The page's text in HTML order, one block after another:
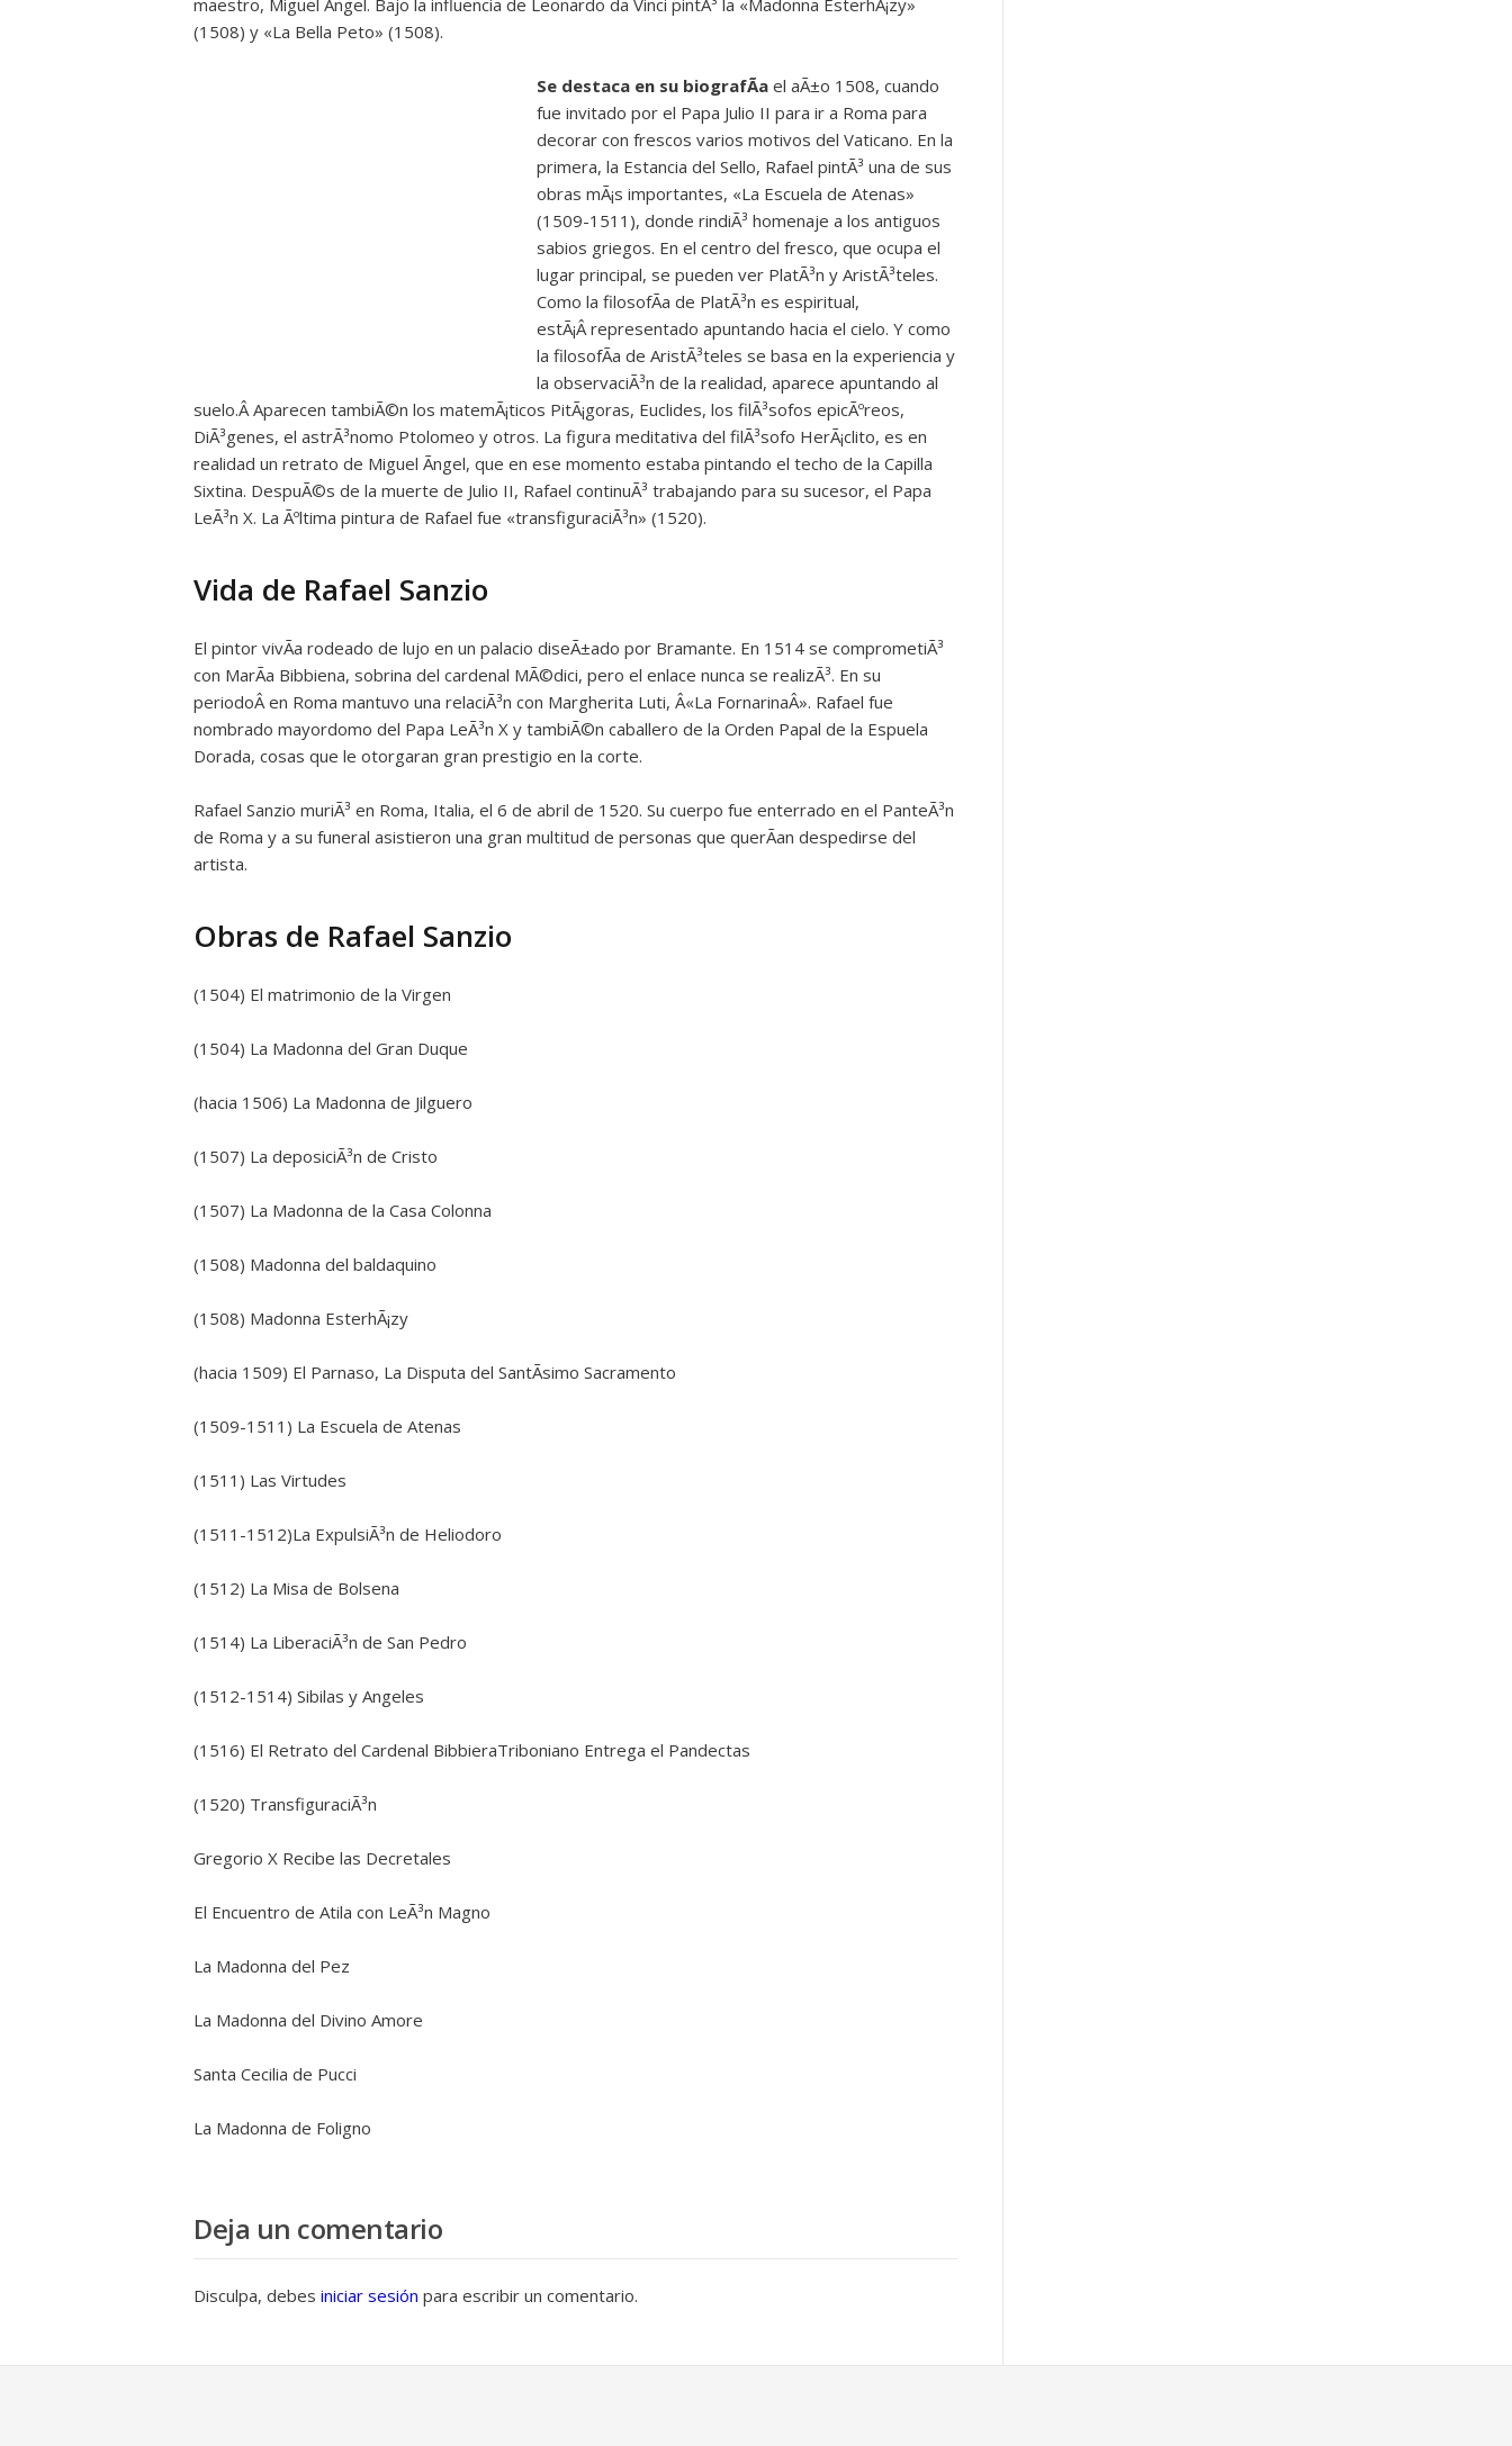
maestro, Miguel Ãngel. Bajo la influencia de Leonardo da Vinci pintÃ³ la «Madonna EsterhÃ¡zy»
(1508) y «La Bella Peto» (1508).
Se destaca en su biografÃ­a el aÃ±o 1508, cuando
fue invitado por el Papa Julio II para ir a Roma para
decorar con frescos varios motivos del Vaticano. En la
primera, la Estancia del Sello, Rafael pintÃ³ una de sus
obras mÃ¡s importantes, «La Escuela de Atenas»
(1509-1511), donde rindiÃ³ homenaje a los antiguos
sabios griegos. En el centro del fresco, que ocupa el
lugar principal, se pueden ver PlatÃ³n y AristÃ³teles.
Como la filosofÃ­a de PlatÃ³n es espiritual,
estÃ¡Â representado apuntando hacia el cielo. Y como
la filosofÃ­a de AristÃ³teles se basa en la experiencia y
la observaciÃ³n de la realidad, aparece apuntando al
suelo.Â Aparecen tambiÃ©n los matemÃ¡ticos PitÃ¡goras, Euclides, los filÃ³sofos epicÃºreos,
DiÃ³genes, el astrÃ³nomo Ptolomeo y otros. La figura meditativa del filÃ³sofo HerÃ¡clito, es en
realidad un retrato de Miguel Ãngel, que en ese momento estaba pintando el techo de la Capilla
Sixtina. DespuÃ©s de la muerte de Julio II, Rafael continuÃ³ trabajando para su sucesor, el Papa
LeÃ³n X. La Ãºltima pintura de Rafael fue «transfiguraciÃ³n» (1520).
Vida de Rafael Sanzio
El pintor vivÃ­a rodeado de lujo en un palacio diseÃ±ado por Bramante. En 1514 se comprometiÃ³
con MarÃ­a Bibbiena, sobrina del cardenal MÃ©dici, pero el enlace nunca se realizÃ³. En su
periodoÂ en Roma mantuvo una relaciÃ³n con Margherita Luti, Â«La FornarinaÂ». Rafael fue
nombrado mayordomo del Papa LeÃ³n X y tambiÃ©n caballero de la Orden Papal de la Espuela
Dorada, cosas que le otorgaran gran prestigio en la corte.
Rafael Sanzio muriÃ³ en Roma, Italia, el 6 de abril de 1520. Su cuerpo fue enterrado en el PanteÃ³n
de Roma y a su funeral asistieron una gran multitud de personas que querÃ­an despedirse del
artista.
Obras de Rafael Sanzio
(1504) El matrimonio de la Virgen
(1504) La Madonna del Gran Duque
(hacia 1506) La Madonna de Jilguero
(1507) La deposiciÃ³n de Cristo
(1507) La Madonna de la Casa Colonna
(1508) Madonna del baldaquino
(1508) Madonna EsterhÃ¡zy
(hacia 1509) El Parnaso, La Disputa del SantÃ­simo Sacramento
(1509-1511) La Escuela de Atenas
(1511) Las Virtudes
(1511-1512)La ExpulsiÃ³n de Heliodoro
(1512) La Misa de Bolsena
(1514) La LiberaciÃ³n de San Pedro
(1512-1514) Sibilas y Angeles
(1516) El Retrato del Cardenal BibbieraTriboniano Entrega el Pandectas
(1520) TransfiguraciÃ³n
Gregorio X Recibe las Decretales
El Encuentro de Atila con LeÃ³n Magno
La Madonna del Pez
La Madonna del Divino Amore
Santa Cecilia de Pucci
La Madonna de Foligno
Deja un comentario
Disculpa, debes iniciar sesión para escribir un comentario.